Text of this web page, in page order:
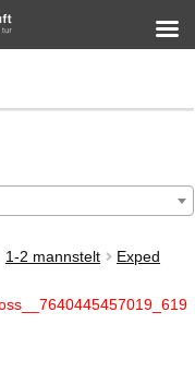
1-2 mannstelt
Exped